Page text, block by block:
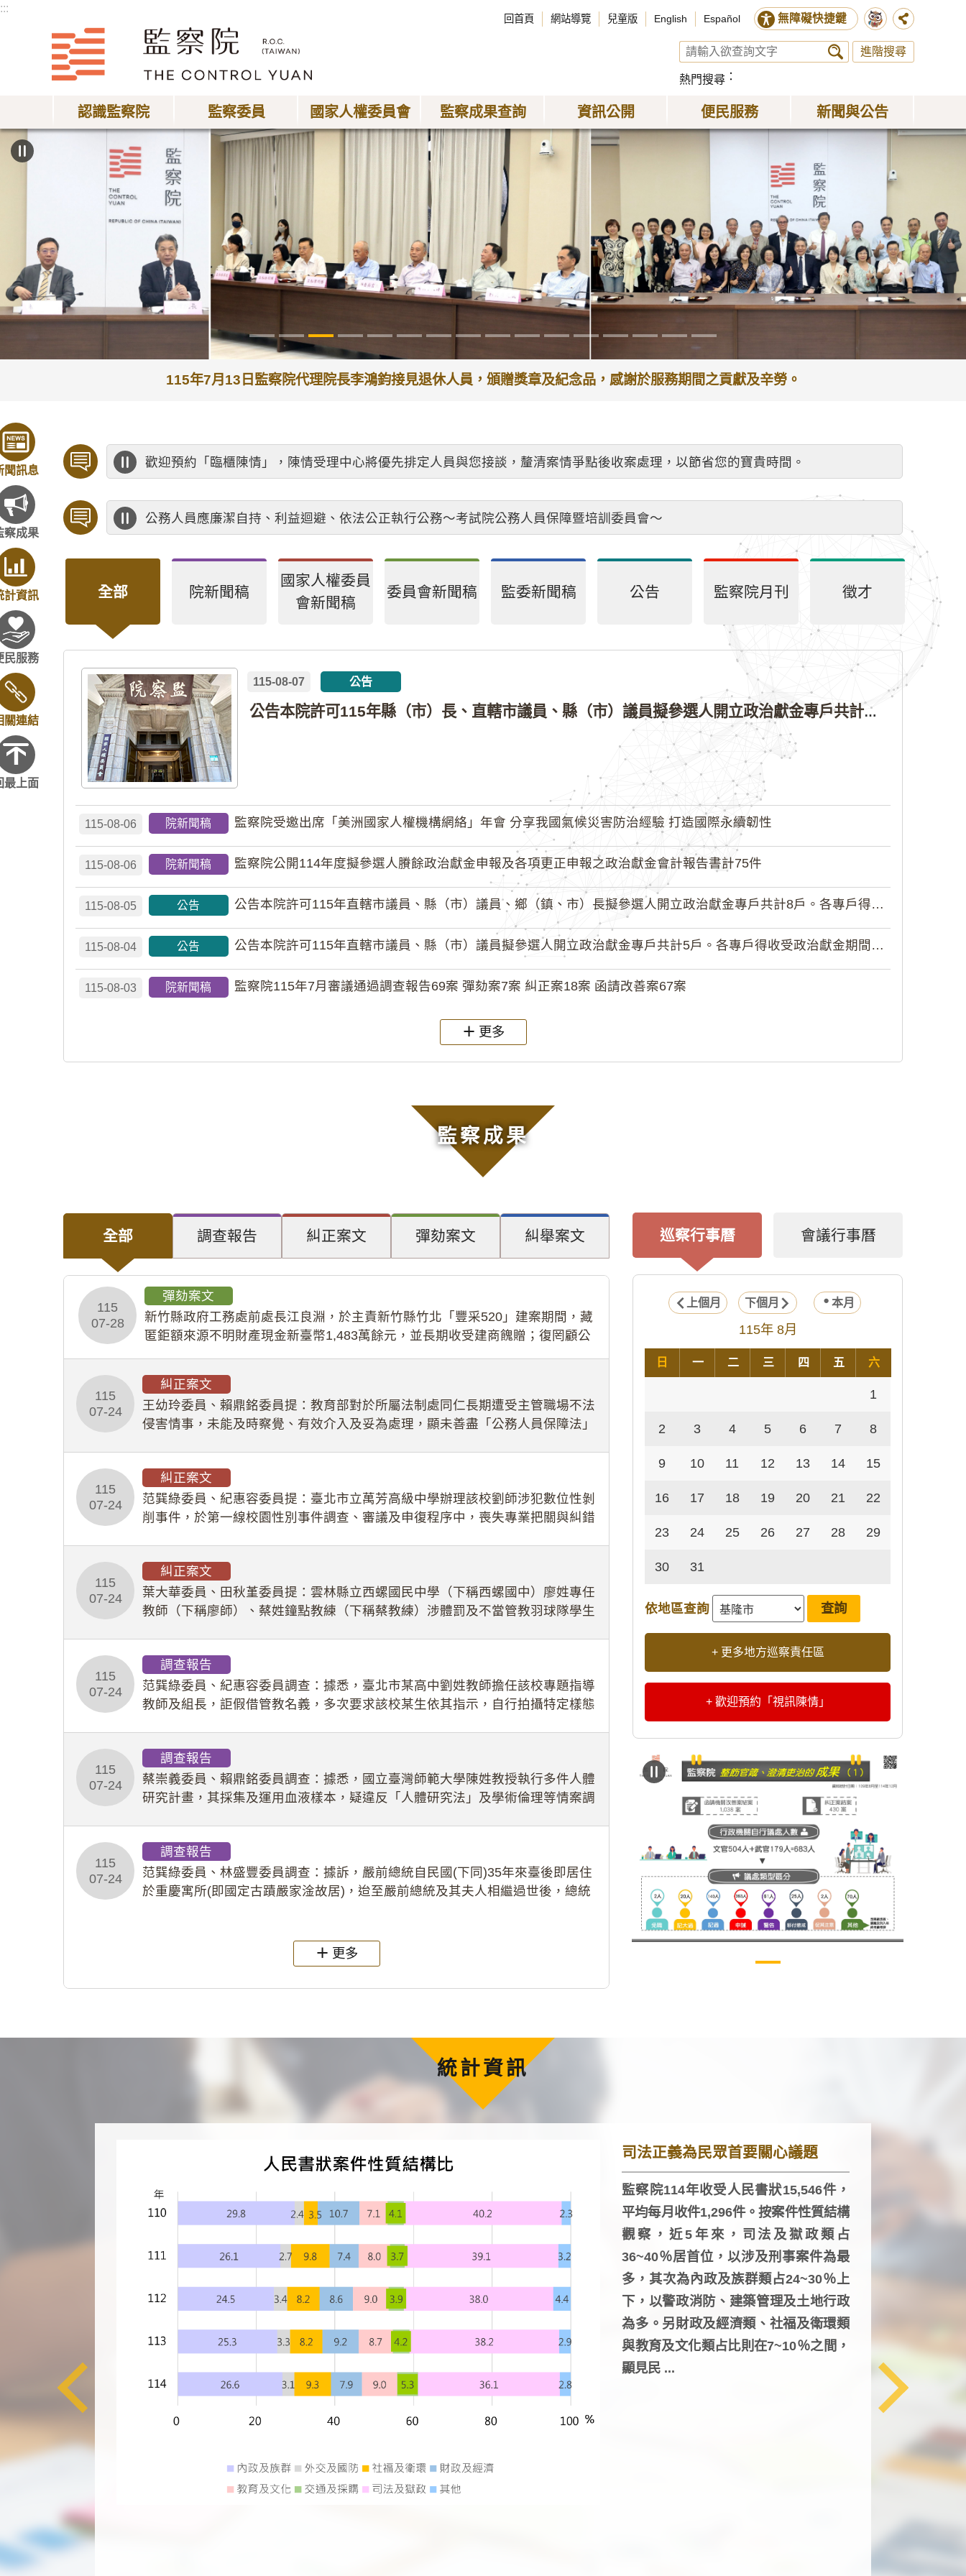
:::
回首頁 網站導覽 兒童版 English Español 無障礙快捷鍵
進階搜尋
熱門搜尋
認識監察院 監察委員 國家人權委員會 監察成果查詢 資訊公開 便民服務 新聞與公告
:::
115年7月13日監察院代理院長李鴻鈞接見退休人員，頒贈獎章及紀念品，感謝於服務期間之貢獻及辛勞。
聞訊息
察成果
計資訊
民服務
關連結
最上面
歡迎預約「臨櫃陳情」，陳情受理中心將優先排定人員與您接談，釐清案情爭點後收案處理，以節省您的寶貴時間。
公務人員應廉潔自持、利益迴避、依法公正執行公務～考試院公務人員保障暨培訓委員會～
全部 院新聞稿
國家人權委員
會新聞稿
委員會新聞稿 監委新聞稿 公告 監察院月刊 徵才
公告本院許可115年縣（市）長、直轄市議員、縣（市）議員擬參選人開立政治獻金專戶共計4戶。各專戶得收受政治獻金期間為自專戶許可設立日起至115年11月27日止，專戶名冊詳如附件。
115-08-07 公告
115-08-06 院新聞稿 監察院受邀出席「美洲國家人權機構網絡」年會 分享我國氣候災害防治經驗 打造國際永續韌性
115-08-06 院新聞稿 監察院公開114年度擬參選人賸餘政治獻金申報及各項更正申報之政治獻金會計報告書計75件
115-08-05 公告 公告本院許可115年直轄市議員、縣（市）議員、鄉（鎮、市）長擬參選人開立政治獻金專戶共計8戶。各專戶得收受...
115-08-04 公告 公告本院許可115年直轄市議員、縣（市）議員擬參選人開立政治獻金專戶共計5戶。各專戶得收受政治獻金期間為自...
115-08-03 院新聞稿 監察院115年7月審議通過調查報告69案 彈劾案7案 糾正案18案 函請改善案67案
更多
監察成果
全部 調查報告 糾正案文 彈劾案文 糾舉案文
115
07-28
彈劾案文
新竹縣政府工務處前處長江良淵，於主責新竹縣竹北「豐采520」建案期間，藏
匿鉅額來源不明財產現金新臺幣1,483萬餘元，並長期收受建商餽贈；復罔顧公
115
07-24
糾正案文
王幼玲委員、賴鼎銘委員提：教育部對於所屬法制處同仁長期遭受主管職場不法
侵害情事，未能及時察覺、有效介入及妥為處理，顯未善盡「公務人員保障法」
115
07-24
糾正案文
范巽綠委員、紀惠容委員提：臺北市立萬芳高級中學辦理該校劉師涉犯數位性剝
削事件，於第一線校園性別事件調查、審議及申復程序中，喪失專業把關與糾錯
115
07-24
糾正案文
葉大華委員、田秋堇委員提：雲林縣立西螺國民中學（下稱西螺國中）廖姓專任
教師（下稱廖師）、蔡姓鐘點教練（下稱蔡教練）涉體罰及不當管教羽球隊學生
115
07-24
調查報告
范巽綠委員、紀惠容委員調查：據悉，臺北市某高中劉姓教師擔任該校專題指導
教師及組長，詎假借管教名義，多次要求該校某生依其指示，自行拍攝特定樣態
115
07-24
調查報告
蔡崇義委員、賴鼎銘委員調查：據悉，國立臺灣師範大學陳姓教授執行多件人體
研究計畫，其採集及運用血液樣本，疑違反「人體研究法」及學術倫理等情案調
115
07-24
調查報告
范巽綠委員、林盛豐委員調查：據訴，嚴前總統自民國(下同)35年來臺後即居住
於重慶寓所(即國定古蹟嚴家淦故居)，迨至嚴前總統及其夫人相繼過世後，總統
更多
巡察行事曆 會議行事曆
上個月 下個月 本月
115年 8月
日 一 二 三 四 五 六
1
2 3 4 5 6 7 8
9 10 11 12 13 14 15
16 17 18 19 20 21 22
23 24 25 26 27 28 29
30 31
依地區查詢
+ 更多地方巡察責任區
+ 歡迎預約「視訊陳情」
統計資訊
司法正義為民眾首要關心議題
監察院114年收受人民書狀15,546件，
平均每月收件1,296件。按案件性質結構
觀察，近5年來，司法及獄政類占
36~40％居首位，以涉及刑事案件為最
多，其次為內政及族群類占24~30％上
下，以警政消防、建築管理及土地行政
為多。另財政及經濟類、社福及衛環類
與教育及文化類占比則在7~10％之間，
顯見民 ...